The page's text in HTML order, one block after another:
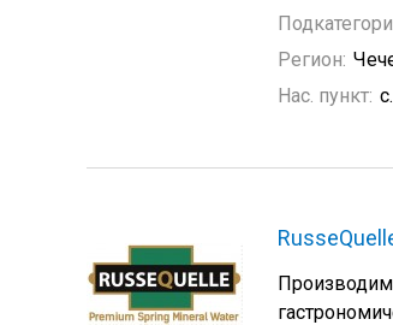
Регион:
Нас. пункт: